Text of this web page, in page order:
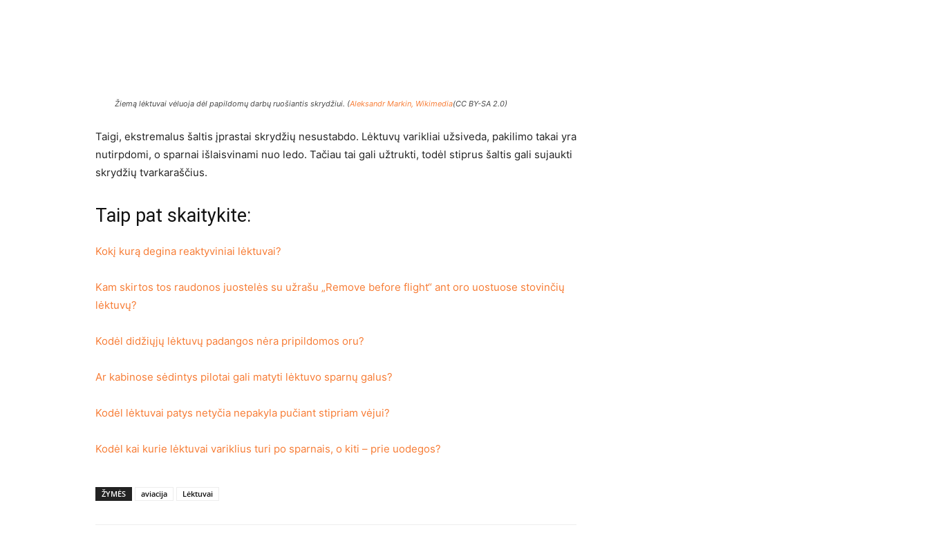
Žiemą lėktuvai vėluoja dėl papildomų darbų ruošiantis skrydžiui. (Aleksandr Markin, Wikimedia(CC BY-SA 2.0)
Taigi, ekstremalus šaltis įprastai skrydžių nesustabdo. Lėktuvų varikliai užsiveda, pakilimo takai yra
nutirpdomi, o sparnai išlaisvinami nuo ledo. Tačiau tai gali užtrukti, todėl stiprus šaltis gali sujaukti
skrydžių tvarkaraščius.
Taip pat skaitykite:
Kokį kurą degina reaktyviniai lėktuvai?
Kam skirtos tos raudonos juostelės su užrašu „Remove before flight“ ant oro uostuose stovinčių
lėktuvų?
Kodėl didžiųjų lėktuvų padangos nėra pripildomos oru?
Ar kabinose sėdintys pilotai gali matyti lėktuvo sparnų galus?
Kodėl lėktuvai patys netyčia nepakyla pučiant stipriam vėjui?
Kodėl kai kurie lėktuvai variklius turi po sparnais, o kiti – prie uodegos?
ŽYMĖS aviacija Lėktuvai